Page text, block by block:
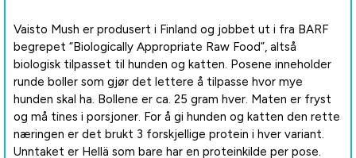
Vaisto Mush er produsert i Finland og jobbet ut i fra BARF
begrepet “Biologically Appropriate Raw Food”, altså
biologisk tilpasset til hunden og katten. Posene inneholder
runde boller som gjør det lettere å tilpasse hvor mye
hunden skal ha. Bollene er ca. 25 gram hver. Maten er fryst
og må tines i porsjoner. For å gi hunden og katten den rette
næringen er det brukt 3 forskjellige protein i hver variant.
Unntaket er Hellä som bare har en proteinkilde per pose.